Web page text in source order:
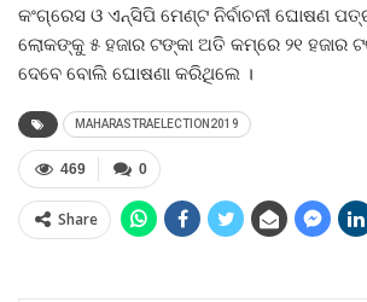
କଂଗ୍ରେସ ଓ ଏନ୍‌ସିପି ମେଣ୍ଟ ନିର୍ବାଚନୀ ଘୋଷଣ
ଲୋକଙ୍କୁ ୫ ହଜାର ଟଙ୍କା ଅତି କମ୍‌ରେ ୨୧ ହଜାର
ଦେବେ ବୋଲି ଘୋଷଣା କରିଥିଲେ ।
MAHARASTRAELECTION2019
0
469
Share